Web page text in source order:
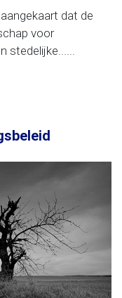
dat de
voor
stedelijke......